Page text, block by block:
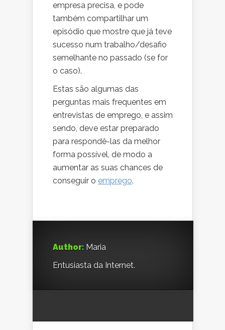
empresa precisa, e pode
também compartilhar um
episódio que mostre que já teve
sucesso num trabalho/desafio
semelhante no passado (se for
o caso).
Estas são algumas das
perguntas mais frequentes em
entrevistas de emprego, e assim
sendo, deve estar preparado
para respondê-las da melhor
forma possível, de modo a
aumentar as suas chances de
conseguir o emprego.
Author: Maria
Entusiasta da Internet.